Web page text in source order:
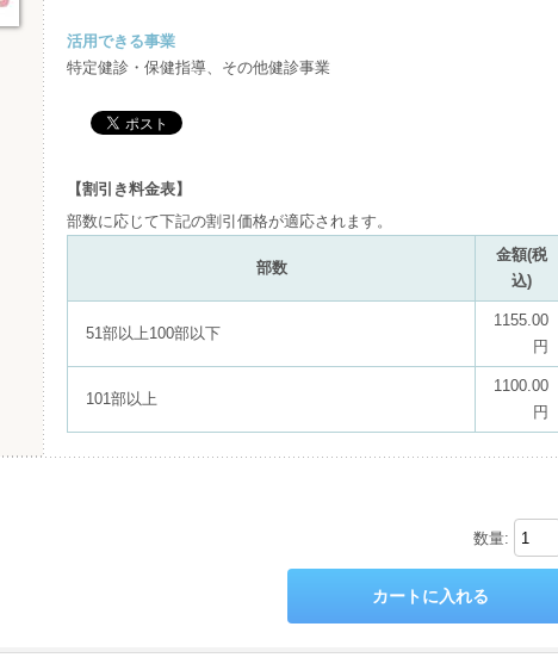
活用できる事業
特定健診・保健指導、その他健診事業
【割引き料金表】
部数に応じて下記の割引価格が適応されます。
部数
金額(税
込)
51部以上100部以下
1155.00
円
101部以上
1100.00
円
数量: